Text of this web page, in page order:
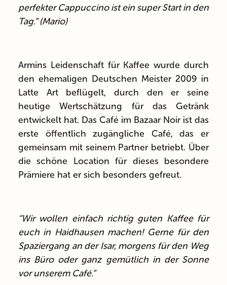
perfekter Cappuccino ist ein super Start in den
Tag.” (Mario)
Armins Leidenschaft für Kaffee wurde durch
den ehemaligen Deutschen Meister 2009 in
Latte Art beflügelt, durch den er seine
heutige Wertschätzung für das Getränk
entwickelt hat. Das Café im Bazaar Noir ist das
erste öffentlich zugängliche Café, das er
gemeinsam mit seinem Partner betriebt. Über
die schöne Location für dieses besondere
Prämiere hat er sich besonders gefreut.
“Wir wollen einfach richtig guten Kaffee für
euch in Haidhausen machen! Gerne für den
Spaziergang an der Isar, morgens für den Weg
ins Büro oder ganz gemütlich in der Sonne
vor unserem Café.”